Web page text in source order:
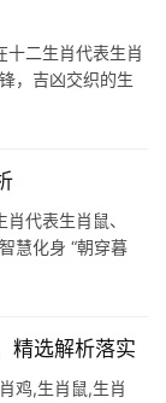
十二生肖代表生肖
，吉凶交织的生
年逢“天解”星
代表生肖鼠、
慧化身 “朝穿暮
成为这一成语的
精选解析落实
鸡,生肖鼠,生肖